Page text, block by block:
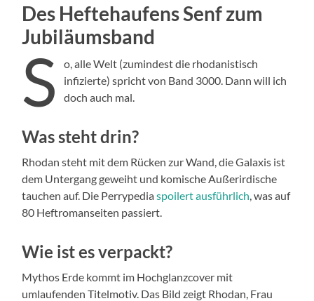
Des Heftehaufens Senf zum
Jubiläumsband
S
o, alle Welt (zumindest die rhodanistisch
infizierte) spricht von Band 3000. Dann will ich
doch auch mal.
Was steht drin?
Rhodan steht mit dem Rücken zur Wand, die Galaxis ist
dem Untergang geweiht und komische Außerirdische
tauchen auf. Die Perrypediaspoilert ausführlich , was auf
80 Heftromanseiten passiert.
Wie ist es verpackt?
Mythos Erde kommt im Hochglanzcover mit
umlaufenden Titelmotiv. Das Bild zeigt Rhodan, Frau